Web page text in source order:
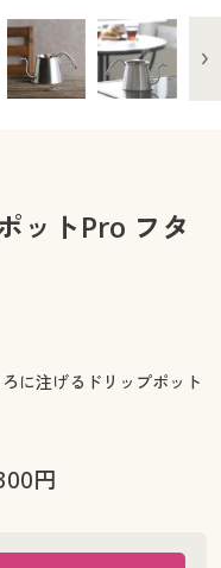
ットPro フタ
に注げるドリップポット
円